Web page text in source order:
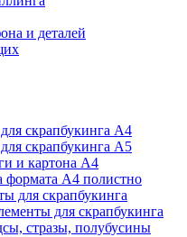
и деталей
скрапбукинга А4
скрапбукинга А5
и картона А4
формата А4 полистно
для скрапбукинга
для скрапбукинга
стразы, полубусины